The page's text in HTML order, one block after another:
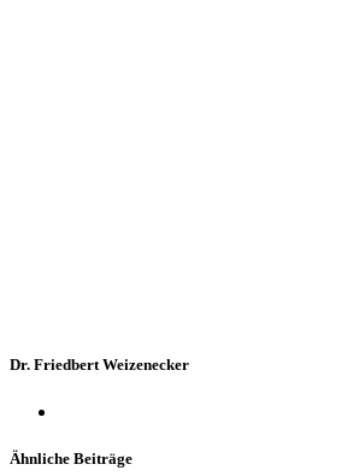
Dr. Friedbert Weizenecker
Ähnliche Beiträge